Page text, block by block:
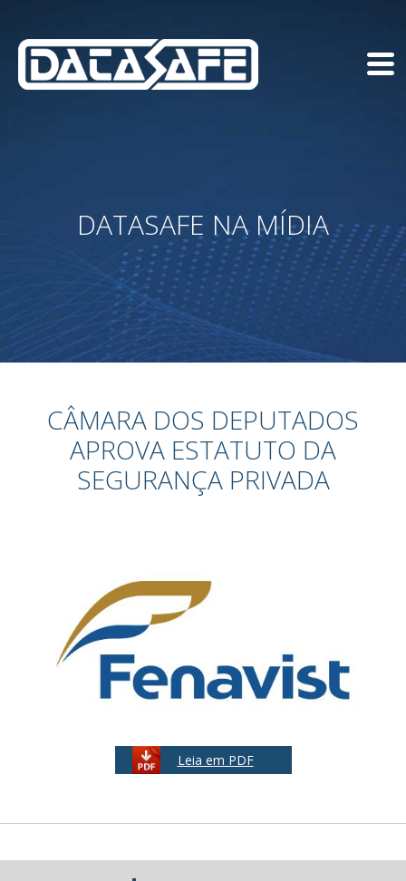
DATASAFE NA MÍDIA
CÂMARA DOS DEPUTADOS
APROVA ESTATUTO DA
SEGURANÇA PRIVADA
Leia em PDF